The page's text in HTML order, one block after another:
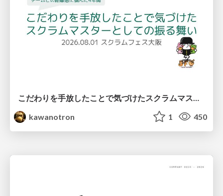
kawanotron
1 450